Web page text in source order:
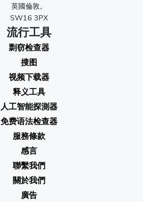
英國倫敦。
SW16 3PX
流行工具
剽窃检查器
搜图
视频下载器
释义工具
人工智能探測器
免费语法检查器
服務條款
感言
聯繫我們
關於我們
廣告